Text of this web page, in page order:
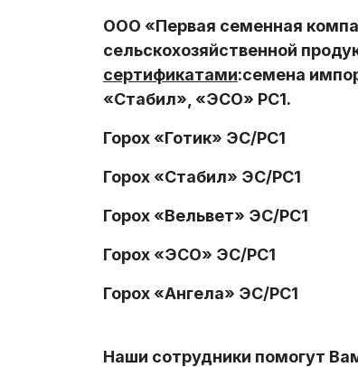
ООО «Первая семенная
сельскохозяйственной
сертификатами:семена
«Стабил», «ЭСО» РС1.
Горох «Готик» ЭС/РС1
Горох «Стабил» ЭС/РС1
Горох «Вельвет» ЭС/РС1
Горох «ЭСО» ЭС/РС1
Горох «Ангела» ЭС/РС1
Наши сотрудники помогут